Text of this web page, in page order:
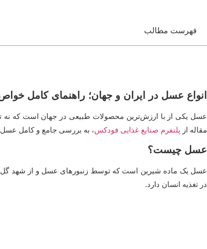
فهرست مطالب
انواع عسل در ایران و جهان؛ راهنمای کامل
عسل یکی از با ارزش‌ترین محصولات طبیعی در جهان است که نه
مقاله از پلتفرم صنایع غذایی فودکس، به بررسی جامع و کامل عسل
عسل چیست؟
عسل یک ماده شیرین است که توسط زنبورهای عسل و از شهد
در تغذیه انسان دارد.